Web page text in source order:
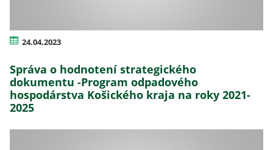
24.04.2023
Správa o hodnotení strategického
dokumentu -Program odpadového
hospodárstva Košického kraja na roky 2021-
2025